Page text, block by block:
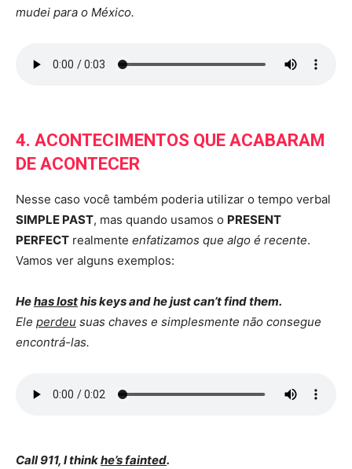
mudei para o México.
4. ACONTECIMENTOS QUE ACABARAM
DE ACONTECER
Nesse caso você também poderia utilizar o tempo verbal
SIMPLE PAST, mas quando usamos o PRESENT
PERFECT realmente enfatizamos que algo é recente.
Vamos ver alguns exemplos:
Hehas losthis keys and he just can’t find them.
Ele perdeu suas chaves e simplesmente não consegue
encontrá-las.
Call 911, I thinkhe’s fainted.